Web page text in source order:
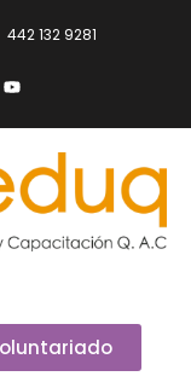
442 132 9281